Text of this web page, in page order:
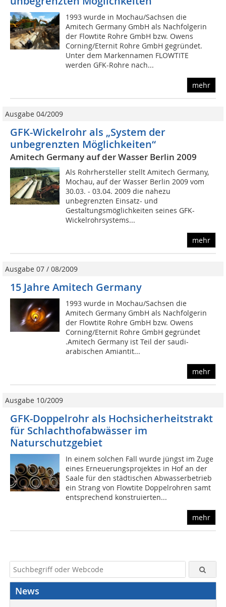
1993 wurde in Mochau/Sachsen die
Amitech Germany GmbH als Nachfolgerin
der Flowtite Rohre GmbH bzw. Owens
Corning/Eternit Rohre GmbH gegründet.
Unter dem Markennamen FLOWTITE
werden GFK-Rohre nach...
mehr
Ausgabe 04/2009
GFK-Wickelrohr als „System der
unbegrenzten Möglichkeiten“
Amitech Germany auf der Wasser Berlin 2009
Als Rohrhersteller stellt Amitech Germany,
Mochau, auf der Wasser Berlin 2009 vom
30.03. - 03.04. 2009 die nahezu
unbegrenzten Einsatz- und
Gestaltungsmöglichkeiten seines GFK-
Wickelrohrsystems...
mehr
Ausgabe 07 / 08/2009
15 Jahre Amitech Germany
1993 wurde in Mochau/Sachsen die
Amitech Germany GmbH als Nachfolgerin
der Flowtite Rohre GmbH bzw. Owens
Corning/Eternit Rohre GmbH gegründet
.Amitech Germany ist Teil der saudi-
arabischen Amiantit...
mehr
Ausgabe 10/2009
GFK-Doppelrohr als Hochsicherheitstrakt
für Schlachthofabwässer im
Naturschutzgebiet
In einem solchen Fall wurde jüngst im Zuge
eines Erneuerungsprojektes in Hof an der
Saale für den städtischen Abwasserbetrieb
ein Strang von Flowtite Doppelrohren samt
entsprechend konstruierten...
mehr
News